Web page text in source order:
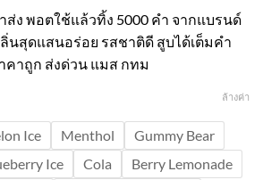
ส่ง พอตใช้แล้วทิ้ง 5000 คำ จากแบรนด์
ลิ่นสุดแสนอร่อย รสชาติดี สูบได้เต็มคำ
คาถูก ส่งด่วน แมส กทม
Ice Menthol
Gummy Bear
Ice Cola
Berry Lemonade
ล้างค่า